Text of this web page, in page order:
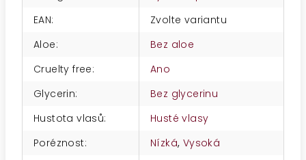
EAN:
Zvolte variantu
Aloe:
Bez aloe
Cruelty free:
Ano
Glycerin:
Bez glycerinu
Hustota vlasů:
Husté vlasy
Poréznost: Nízká, Vysoká